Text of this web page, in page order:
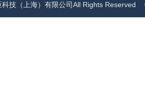
科技（上海）有限公司All Rights Reserved